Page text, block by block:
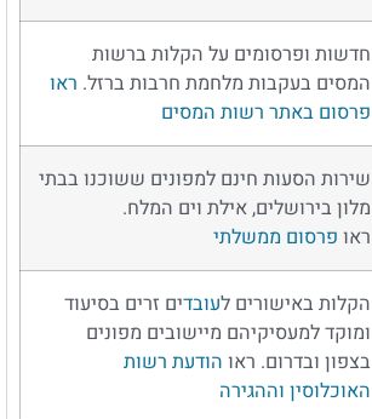
חדשות ופרסומים על הקלות ברשות
המסים בעקבות מלחמת חרבות ברזל. ראו
פרסום באתר רשות המסים
שירות הסעות חינם למפונים ששוכנו בבתי
מלון בירושלים, אילת וים המלח.
ראו פרסום ממשלתי
הקלות באישורים לעובדים זרים בסיעוד
ומוקד למעסיקיהם מיישובים מפונים
בצפון ובדרום. ראו הודעת רשות
האוכלוסין וההגירה